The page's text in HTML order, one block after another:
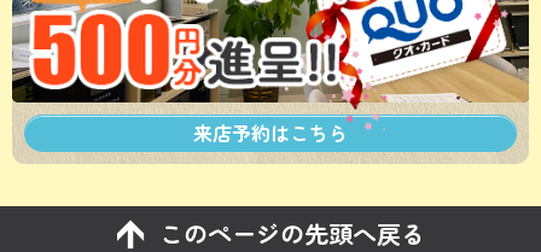
来店予約はこちら
このページの先頭へ戻る